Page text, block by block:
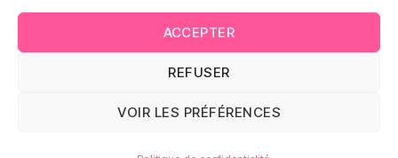
ACCEPTER
REFUSER
VOIR LES PRÉFÉRENCES
PARTENAIRE
POLITIQUE DE CONFIDENTIALITÉ
© Namaste Dunkerque 2024